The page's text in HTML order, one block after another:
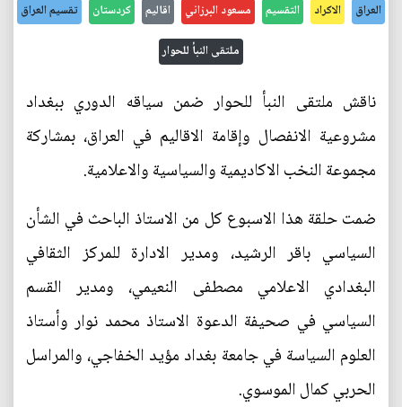
العراق الاكراد التقسيم مسعود البرزاني اقاليم كردستان تقسيم العراق
ملتقى النبأ للحوار
ناقش ملتقى النبأ للحوار ضمن سياقه الدوري ببغداد
مشروعية الانفصال وإقامة الاقاليم في العراق، بمشاركة
مجموعة النخب الاكاديمية والسياسية والاعلامية.
ضمت حلقة هذا الاسبوع كل من الاستاذ الباحث في الشأن
السياسي باقر الرشيد، ومدير الادارة للمركز الثقافي
البغدادي الاعلامي مصطفى النعيمي، ومدير القسم
السياسي في صحيفة الدعوة الاستاذ محمد نوار وأستاذ
العلوم السياسة في جامعة بغداد مؤيد الخفاجي، والمراسل
الحربي كمال الموسوي.